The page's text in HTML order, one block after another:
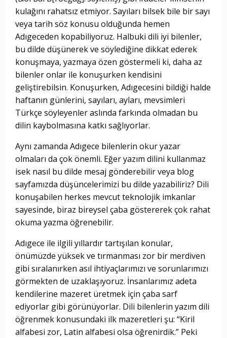
kulağını rahatsız etmiyor. Sayıları bilsek bile bir sayı
veya tarih söz konusu olduğunda hemen
Adıgeceden kopabiliyoruz. Halbuki dili iyi bilenler,
bu dilde düşünerek ve söylediğine dikkat ederek
konuşmaya, yazmaya özen göstermeli ki, daha az
bilenler onlar ile konuşurken kendisini
geliştirebilsin. Konuşurken, Adıgecesini bildiği halde
haftanın günlerini, sayıları, ayları, mevsimleri
Türkçe söyleyenler aslında farkında olmadan bu
dilin kaybolmasına katkı sağlıyorlar.
Aynı zamanda Adıgece bilenlerin okur yazar
olmaları da çok önemli. Eğer yazım dilini kullanmaz
isek nasıl bu dilde mesaj gönderebilir veya blog
sayfamızda düşüncelerimizi bu dilde yazabiliriz? Dili
konuşabilen herkes mevcut teknolojik imkanlar
sayesinde, biraz bireysel çaba göstererek çok rahat
okuma yazma öğrenebilir.
Adıgece ile ilgili yıllardır tartışılan konular,
önümüzde yüksek ve tırmanması zor bir merdiven
gibi sıralanırken asıl ihtiyaçlarımızı ve sorunlarımızı
görmekten de uzaklaşıyoruz. İnsanlarımız adeta
kendilerine mazeret üretmek için çaba sarf
ediyorlar gibi görünüyorlar. Dili bilenlerin yazım dili
öğrenmek konusundaki ilk mazeretleri şu: “Kiril
alfabesi zor, Latin alfabesi olsa öğrenirdik.” Peki